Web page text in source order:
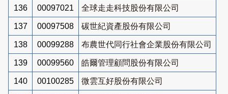
136 00097021 全球走走科技股份有限公司
137 00097508 碳世紀資產股份有限公司
138 00099288 布農世代同行社會企業股份有限公司
139 00099560 皓爾管理顧問股份有限公司
140 00100285 微雲互好股份有限公司